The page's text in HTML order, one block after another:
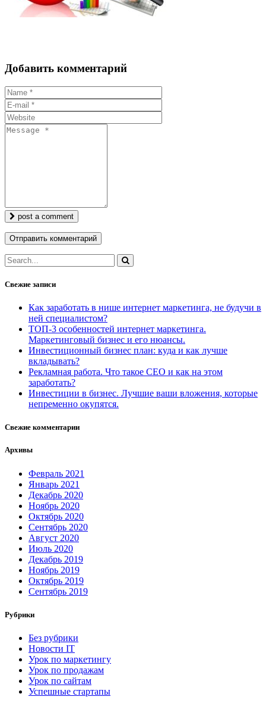
Добавить комментарий
post a comment
Свежие записи
Как заработать в нише интернет маркетинга, не будучи в
ней специалистом?
ТОП-3 особенностей интернет маркетинга.
Маркетинговый бизнес и его нюансы.
Инвестиционный бизнес план: куда и как лучше
вкладывать?
Рекламная работа. Что такое СЕО и как на этом
заработать?
Инвестиции в бизнес. Лучшие ваши вложения, которые
непременно окупятся.
Свежие комментарии
Архивы
Февраль 2021
Январь 2021
Декабрь 2020
Ноябрь 2020
Октябрь 2020
Сентябрь 2020
Август 2020
Июль 2020
Декабрь 2019
Ноябрь 2019
Октябрь 2019
Сентябрь 2019
Рубрики
Без рубрики
Новости IT
Урок по маркетингу
Урок по продажам
Урок по сайтам
Успешные стартапы